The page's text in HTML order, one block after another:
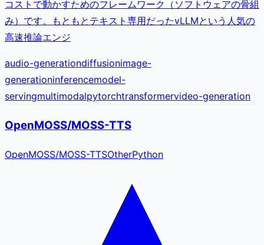
コストで動かすためのフレームワーク（ソフトウェアの骨組
み）です。もともとテキスト専用だったvLLMという人気の
高速推論エンジ
audio-generationdiffusionimage-
generationinferencemodel-
servingmultimodalpytorchtransformervideo-generation
OpenMOSS/MOSS-TTS
OpenMOSS/MOSS-TTSOtherPython